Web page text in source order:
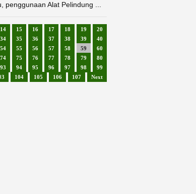
Alat Pelindung ...
14 15 16 17 18 19
20
34 35 36 37 38 39
40
54 55 56 57 58 59
60
74 75 76 77 78 79
80
93 94 95 96 97 98
99
104 105 106 107 Next